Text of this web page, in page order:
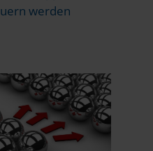
werden